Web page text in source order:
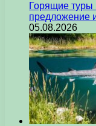
Горящие туры
предложение
05.08.2026